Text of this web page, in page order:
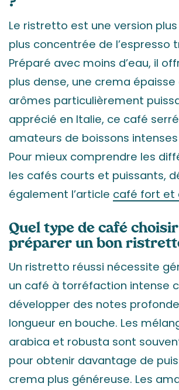
Le ristretto est une version
plus concentrée de l’espresso
Préparé avec moins d’eau, il
plus dense, une crema
arômes particulièrement
apprécié en Italie, ce café
amateurs de boissons
Pour mieux comprendre les
les cafés courts et puissants,
également l’article café fort et
Quel type de café
préparer un bon
Un ristretto réussi nécessite
un café à torréfaction intense
développer des notes
longueur en bouche. Les
arabica et robusta sont
pour obtenir davantage de
crema plus généreuse. Les